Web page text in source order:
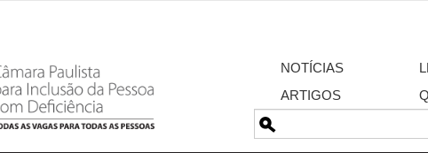
NOTÍCIAS
ARTIGOS
Pesquisa